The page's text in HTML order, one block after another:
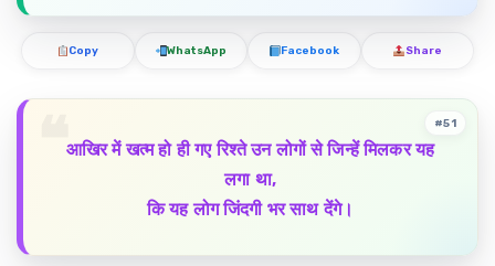
Copy WhatsApp Facebook Share
आखिर में खत्म हो ही गए रिश्ते उन लोगों से जिन्हें मिलकर यह
लगा था,
कि यह लोग जिंदगी भर साथ देंगे।
#51